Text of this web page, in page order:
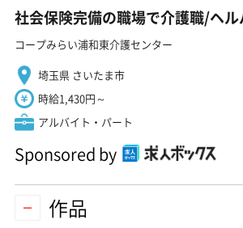
社会保険完備の職場で介護職/ヘル
コープみらい浦和東介護センター
埼玉県 さいたま市
時給1,430円～
アルバイト・パート
Sponsored by
作品